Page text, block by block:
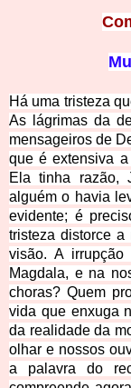
Há uma tristeza
As lágrimas da
mensageiros de
que é extensiva a
Ela tinha razão,
alguém o havia
evidente; é
tristeza distorce
visão. A
Magdala, e na
choras? Quem
vida que enxuga
da realidade da
olhar e nossos
a palavra do